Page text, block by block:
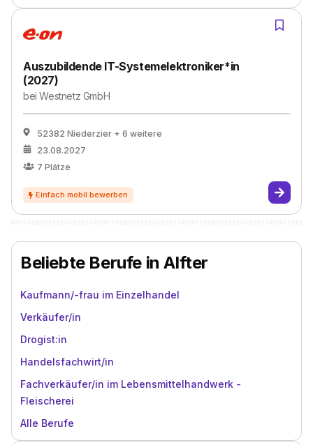
Auszubildende IT-Systemelektroniker*in
(2027)
beiWestnetz GmbH
52382 Niederzier + 6 weitere
23.08.2027
7 Plätze
Beliebte Berufe in Alfter
Kaufmann/-frau im Einzelhandel
Verkäufer/in
Drogist:in
Handelsfachwirt/in
Fachverkäufer/in im Lebensmittelhandwerk -
Fleischerei
Alle Berufe